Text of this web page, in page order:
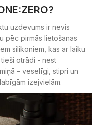
uzdevums ir nevis
pēc pirmās lietošanas
silikoniem, kas ar laiku
tieši otrādi - nest
– veselīgi, stipri un
izejvielām.